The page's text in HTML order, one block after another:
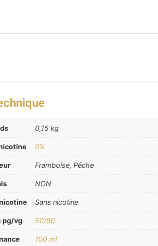
0,15 kg
0%
Framboise, Pêche
NON
Sans nicotine
pg/vg 50/50
100 ml